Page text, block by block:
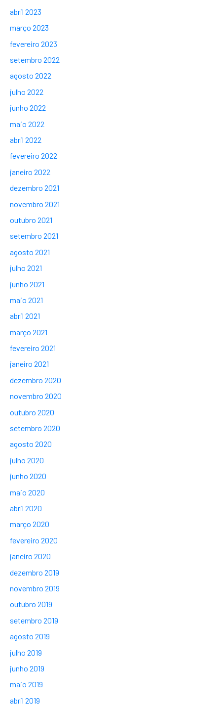
abril 2023
março 2023
fevereiro 2023
setembro 2022
agosto 2022
julho 2022
junho 2022
maio 2022
abril 2022
fevereiro 2022
janeiro 2022
dezembro 2021
novembro 2021
outubro 2021
setembro 2021
agosto 2021
julho 2021
junho 2021
maio 2021
abril 2021
março 2021
fevereiro 2021
janeiro 2021
dezembro 2020
novembro 2020
outubro 2020
setembro 2020
agosto 2020
julho 2020
junho 2020
maio 2020
abril 2020
março 2020
fevereiro 2020
janeiro 2020
dezembro 2019
novembro 2019
outubro 2019
setembro 2019
agosto 2019
julho 2019
junho 2019
maio 2019
abril 2019